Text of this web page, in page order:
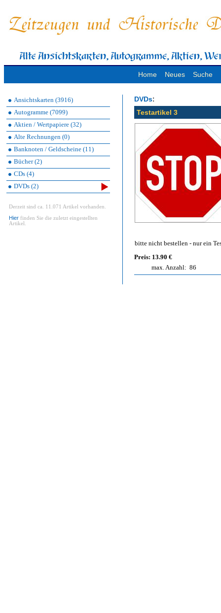
Home Neues Suche
Ansichtskarten (3916)
Autogramme (7099)
Aktien / Wertpapiere (32)
Alte Rechnungen (0)
Banknoten / Geldscheine (11)
Bücher (2)
CDs (4)
DVDs (2)
Derzeit sind ca. 11.071 Artikel vorhanden.
Hier finden Sie die zuletzt eingestellten
Artikel.
DVDs:
Testartikel 3
bitte nicht bestellen - nur ein
Preis: 13.90 €
max. Anzahl: 86